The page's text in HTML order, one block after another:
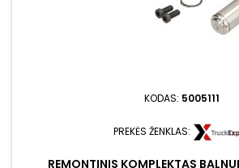
KODAS: 5005111
PREKĖS ŽENKLAS:
REMONTINIS KOMPLEKTAS